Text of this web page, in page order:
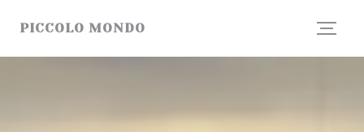
PICCOLO MONDO